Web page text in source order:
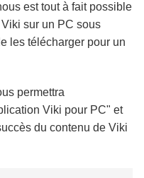
est tout à fait possible
sur un PC sous
les télécharger pour un
permettra
Viki pour PC" et
du contenu de Viki